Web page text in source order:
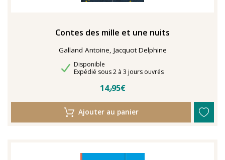
Contes des mille et une nuits
Galland Antoine, Jacquot Delphine
Disponibilité
Disponible
Délais de livraison
Expédié sous 2 à 3 jours ouvrés
14٫95€
Ajouter au panier